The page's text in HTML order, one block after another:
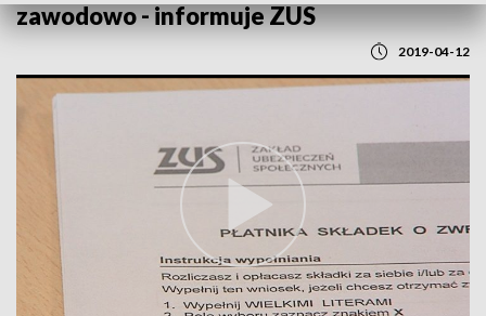
zawodowo - informuje ZUS
2019-04-12